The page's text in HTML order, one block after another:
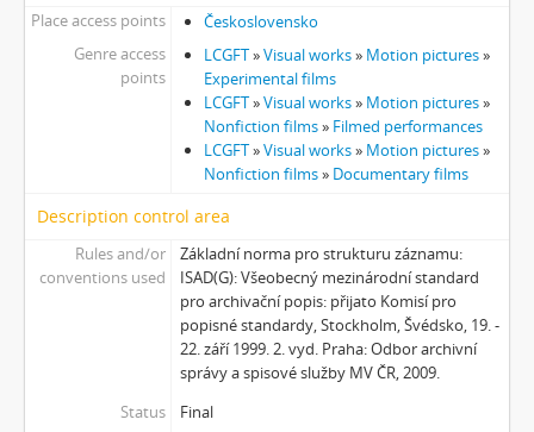
[Subseries] Hanibalova svatba
[Subseries] Klukovice, Bondy
[Subseries] Samizdat
[Subseries] Psychodrama
[Subseries] Mumlava
[Subseries] Zívrovy Prachovské skály
[Subseries] Braunův betlém
[Subseries] Javorovým dolem
[Subseries] Milada
[Subseries] Hřiště
[Subseries] Image Maker
[Subseries] Možná
Place access points
Československo
Genre access
points
LCGFT»Visual works» Motion pictures»
Experimental films
LCGFT»Visual works» Motion pictures»
Nonfiction films» Filmed performances
LCGFT»Visual works» Motion pictures»
Nonfiction films» Documentary films
Description control area
Rules and/or
conventions used
Základní norma pro strukturu záznamu:
ISAD(G): Všeobecný mezinárodní standard
pro archivační popis: přijato Komisí pro
popisné standardy, Stockholm, Švédsko, 19. -
22. září 1999. 2. vyd. Praha: Odbor archivní
správy a spisové služby MV ČR, 2009.
Status
Final